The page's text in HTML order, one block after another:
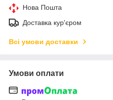
Нова Пошта
Доставка кур'єром
Всі умови доставки
Умови оплати